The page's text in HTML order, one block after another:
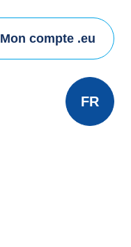
Mon compte .eu
FR